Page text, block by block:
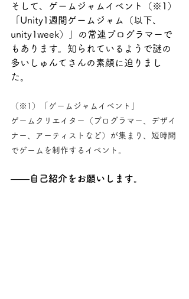
そして、ゲームジャムイベント（※1）
「Unity1週間ゲームジャム（以下、
unity1week）」の常連プログラマーで
もあります。知られているようで謎の
多いしゅんてさんの素顔に迫りまし
た。
（※1）「ゲームジャムイベント」
ゲームクリエイター（プログラマー、デザイ
ナー、アーティストなど）が集まり、短時間
でゲームを制作するイベント。
――自己紹介をお願いします。